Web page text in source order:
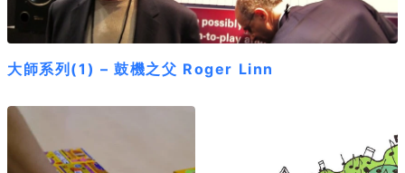
大師系列(1) – 鼓機之父 Roger Linn